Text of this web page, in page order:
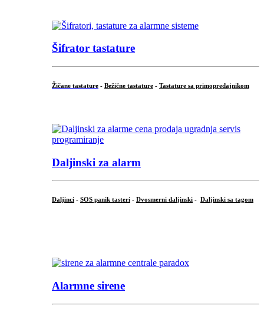
Šifrator tastature
Žičane tastature - Bežične tastature - Tastature sa primopredajnikom
Daljinski za alarm
Daljinci - SOS panik tasteri - Dvosmerni daljinski - Daljinski sa tagom
Alarmne sirene